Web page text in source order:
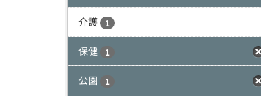
介護 1
保健 1
公園 1